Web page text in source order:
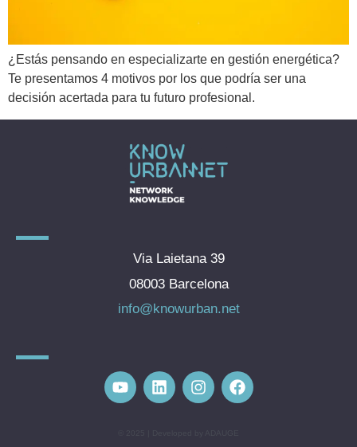
¿Estás pensando en especializarte en gestión energética?
Te presentamos 4 motivos por los que podría ser una
decisión acertada para tu futuro profesional.
Via Laietana 39
08003 Barcelona
info@knowurban.net